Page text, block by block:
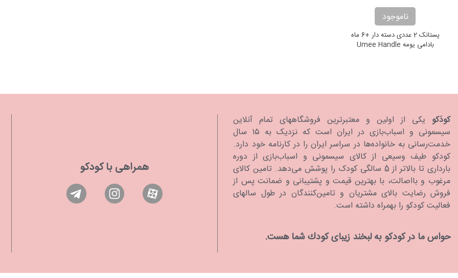
ناموجود
پستانک 2 عددی دسته دار +6 ماه
بادامی یومه Umee Handle
کودَکو یکی از اولین و معتبرترین فروشگاههای تمام آنلاین
سیسمونی و اسباب‌بازی در ایران است که نزدیک به ۱۵ سال
خدمت‌رسانی به خانواده‌ها در سراسر ایران را در کارنامه خود دارد.
كودكو طیف وسیعی از کالای سیسمونی و اسباب‌بازی از دوره
بارداری تا بالاتر از 5 سالگی کودک را پوشش می‌دهد. تامین کالای
مرغوب و بااصالت، با بهترین قیمت و پشتیبانی و ضمانت پس از
فروش رضایت بالای مشتریان و تامین‌کنندگان در طول سالهای
فعالیت کودکو را بهمراه داشته است.
حواس ما در كودكو به لبخند زیبای كودك شما هست.
همراهی با کودکو